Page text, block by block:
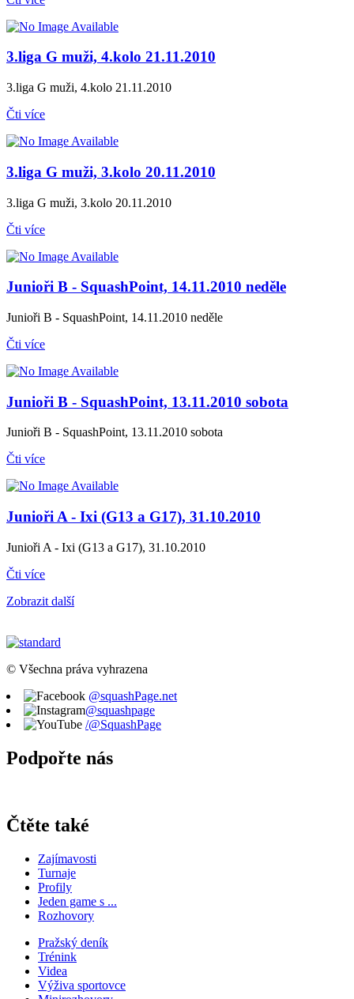
3.liga G muži, 4.kolo 21.11.2010
3.liga G muži, 4.kolo 21.11.2010
Čti více
3.liga G muži, 3.kolo 20.11.2010
3.liga G muži, 3.kolo 20.11.2010
Čti více
Junioři B - SquashPoint, 14.11.2010 neděle
Junioři B - SquashPoint, 14.11.2010 neděle
Čti více
Junioři B - SquashPoint, 13.11.2010 sobota
Junioři B - SquashPoint, 13.11.2010 sobota
Čti více
Junioři A - Ixi (G13 a G17), 31.10.2010
Junioři A - Ixi (G13 a G17), 31.10.2010
Čti více
Zobrazit další
© Všechna práva vyhrazena
@squashPage.net
@squashpage
/@SquashPage
Podpořte nás
Čtěte také
Zajímavosti
Turnaje
Profily
Jeden game s ...
Rozhovory
Pražský deník
Trénink
Videa
Výživa sportovce